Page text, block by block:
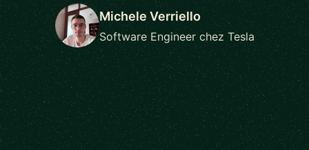
Michele Verriello
Software Engineer chez Tesla